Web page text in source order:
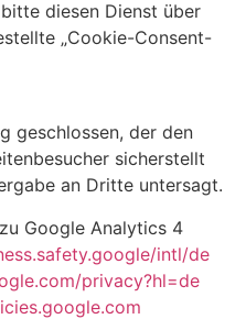
diesen Dienst über
„Cookie-Consent-
geschlossen, der den
sicherstellt
an Dritte untersagt.
Google Analytics 4
/intl/de
/privacy?hl=de